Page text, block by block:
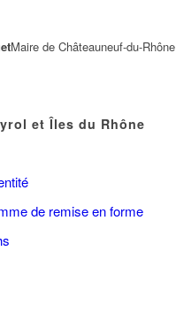
Maire de Châteauneuf-du-Rhône
et Îles du Rhône
de remise en forme